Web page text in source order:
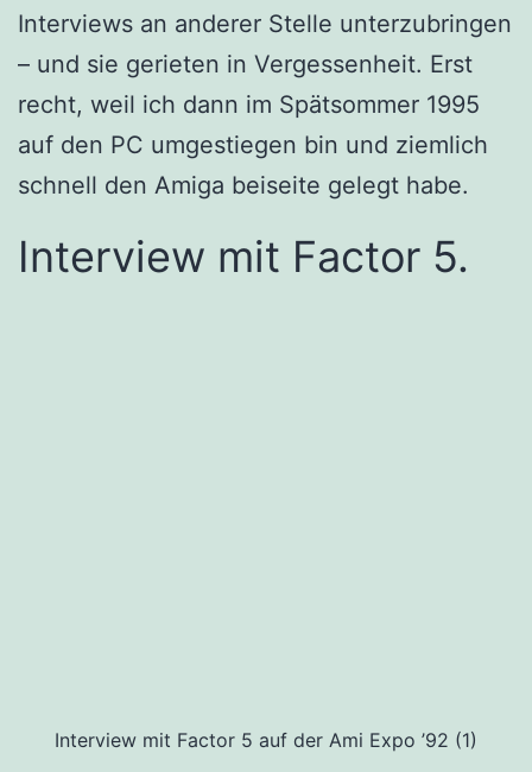
Interviews an anderer Stelle unterzubringen
– und sie gerieten in Vergessenheit. Erst
recht, weil ich dann im Spätsommer 1995
auf den PC umgestiegen bin und ziemlich
schnell den Amiga beiseite gelegt habe.
Interview mit Factor 5.
Interview mit Factor 5 auf der Ami Expo ’92 (1)